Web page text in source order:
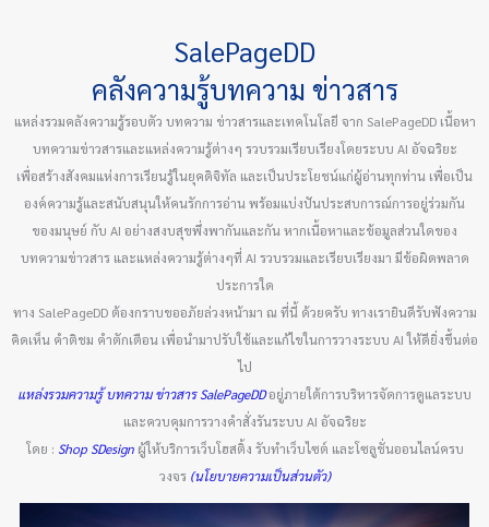
SalePageDD
คลังความรู้บทความ ข่าวสาร
แหล่งรวมคลังความรู้รอบตัว บทความ ข่าวสารและเทคโนโลยี จาก SalePageDD เนื้อหา
บทความข่าวสารและแหล่งความรู้ต่างๆ รวบรวมเรียบเรียงโดยระบบ AI อัจฉริยะ
เพื่อสร้างสังคมแห่งการเรียนรู้ในยุคดิจิทัล และเป็นประโยชน์แก่ผู้อ่านทุกท่าน เพื่อเป็น
องค์ความรู้และสนับสนุนให้คนรักการอ่าน พร้อมแบ่งปันประสบการณ์การอยู่ร่วมกัน
ของมนุษย์ กับ AI อย่างสงบสุขพึ่งพากันและกัน หากเนื้อหาและข้อมูลส่วนใดของ
บทความข่าวสาร และแหล่งความรู้ต่างๆที่ AI รวบรวมและเรียบเรียงมา มีข้อผิดพลาด
ประการใด
ทาง SalePageDD ต้องกราบขออภัยล่วงหน้ามา ณ ที่นี้ ด้วยครับ ทางเรายินดีรับฟังความ
คิดเห็น คำติชม คำตักเตือน เพื่อนำมาปรับใช้และแก้ไขในการวางระบบ AI ให้ดียิ่งขึ้นต่อ
ไป
แหล่งรวมความรู้ บทความ ข่าวสาร SalePageDDอยู่ภายใต้การบริหารจัดการดูแลระบบ
และควบคุมการวางคำสั่งรันระบบ AI อัจฉริยะ
โดย : Shop SDesign ผู้ให้บริการเว็บโฮสติ้ง รับทำเว็บไซต์ และโซลูชั่นออนไลน์ครบ
วงจร(นโยบายความเป็นส่วนตัว)